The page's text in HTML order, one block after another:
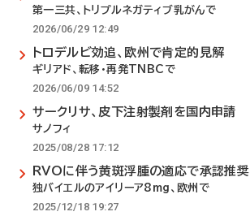
第一三共、トリプルネガティブ乳がんで
2026/06/29 12:49
トロデルビ効追、欧州で肯定的見解
ギリアド、転移・再発TNBCで
2026/06/09 14:52
サークリサ、皮下注射製剤を国内申請
サノフィ
2025/08/28 17:12
RVOに伴う黄斑浮腫の適応で承認推奨
独バイエルのアイリーア8mg、欧州で
2025/12/18 19:27